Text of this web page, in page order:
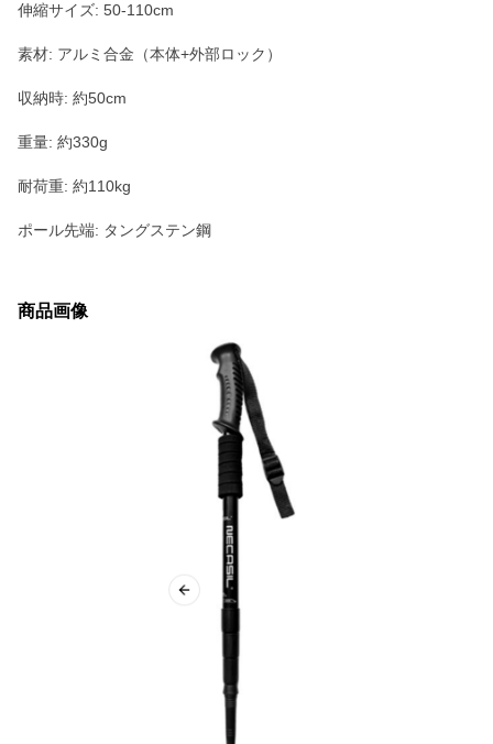
伸縮サイズ: 50-110cm
素材: アルミ合金（本体+外部ロック）
収納時: 約50cm
重量: 約330g
耐荷重: 約110kg
ポール先端: タングステン鋼
商品画像